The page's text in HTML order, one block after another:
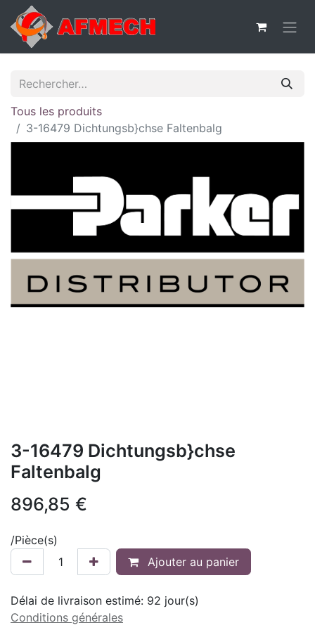
Tous les produits
3-16479 Dichtungsb}chse Faltenbalg
3-16479 Dichtungsb}chse
Faltenbalg
896,85 €
/Pièce(s)
Ajouter au panier
Délai de livraison estimé: 92 jour(s)
Conditions générales